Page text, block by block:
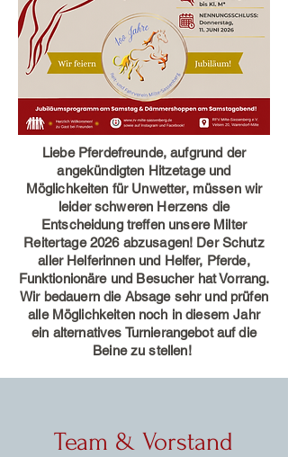
Liebe Pferdefreunde, aufgrund der
angekündigten Hitzetage und
Möglichkeiten für Unwetter, müssen wir
leider schweren Herzens die
Entscheidung treffen unsere Milter
Reitertage 2026 abzusagen! Der Schutz
aller Helferinnen und Helfer, Pferde,
Funktionionäre und Besucher hat Vorrang.
Wir bedauern die Absage sehr und prüfen
alle Möglichkeiten noch in diesem Jahr
ein alternatives Turnierangebot auf die
Beine zu stellen!
Team & Vorstand